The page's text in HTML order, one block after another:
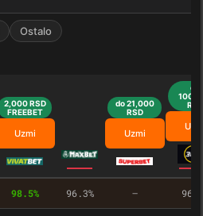
Ostalo
2,000 RSD
FREEBET
Uzmi
do 21,000
RSD
Uzmi
do
RSD
98.5% 96.3% –